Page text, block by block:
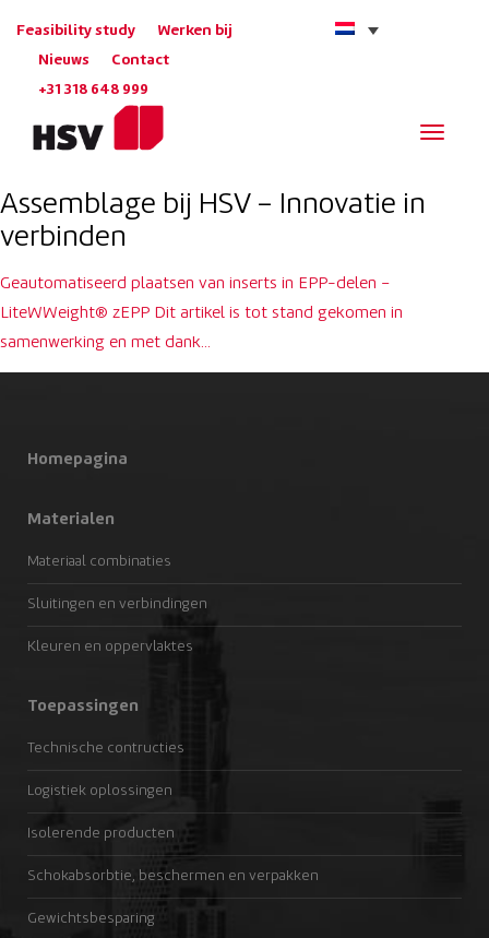
Feasibility study Werken bij
Nieuws Contact
+31 318 648 999
Assemblage bij HSV – Innovatie in
verbinden
Geautomatiseerd plaatsen van inserts in EPP-delen –
LiteWWeight® zEPP Dit artikel is tot stand gekomen in
samenwerking en met dank…
Homepagina
Materialen
Materiaal combinaties
Sluitingen en verbindingen
Kleuren en oppervlaktes
Toepassingen
Technische contructies
Logistiek oplossingen
Isolerende producten
Schokabsorbtie, beschermen en verpakken
Gewichtsbesparing